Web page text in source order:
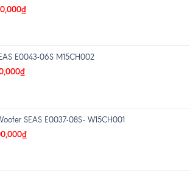
₫
E0043-06S M15CH002
₫
SEAS E0037-08S- W15CH001
₫